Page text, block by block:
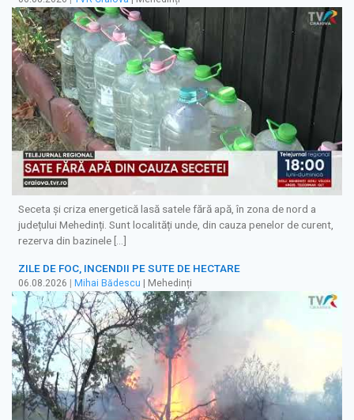
Seceta și criza energetică lasă satele fără apă, în zona de nord a
județului Mehedinți. Sunt localități unde, din cauza penelor de curent,
rezerva din bazinele […]
ZILE DE FOC, INCENDII PE SUTE DE HECTARE
06.08.2026 Mihai Bădescu | Mehedinți